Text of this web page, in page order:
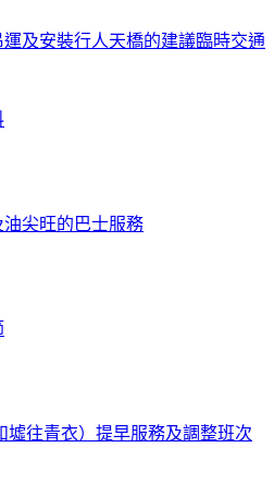
及安裝行人天橋的建議臨時交通
尖旺的巴士服務
墟往青衣）提早服務及調整班次